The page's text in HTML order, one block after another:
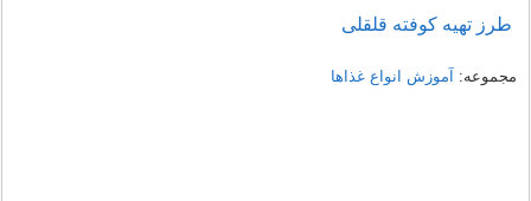
طرز تهیه کوفته قلقلی
مجموعه: آموزش انواع غذاها